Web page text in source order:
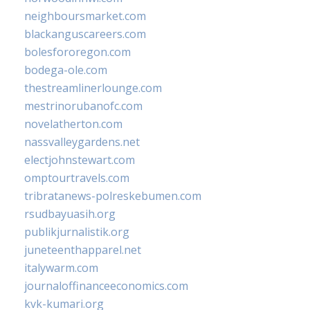
neighboursmarket.com
blackanguscareers.com
bolesfororegon.com
bodega-ole.com
thestreamlinerlounge.com
mestrinorubanofc.com
novelatherton.com
nassvalleygardens.net
electjohnstewart.com
omptourtravels.com
tribratanews-polreskebumen.com
rsudbayuasih.org
publikjurnalistik.org
juneteenthapparel.net
italywarm.com
journaloffinanceeconomics.com
kvk-kumari.org